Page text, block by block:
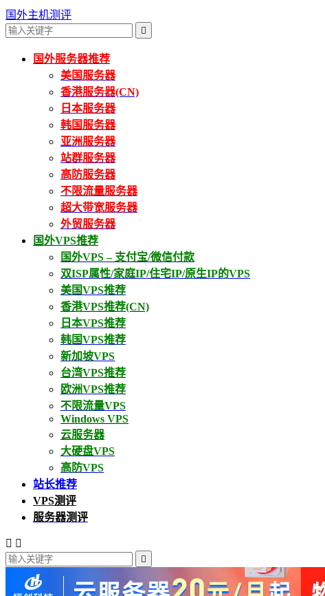
国外主机测评

国外服务器推荐
美国服务器
香港服务器(CN)
日本服务器
韩国服务器
亚洲服务器
站群服务器
高防服务器
不限流量服务器
超大带宽服务器
外贸服务器
国外VPS推荐
国外VPS – 支付宝/微信付款
双ISP属性/家庭IP/住宅IP/原生IP的VPS
美国VPS推荐
香港VPS推荐(CN)
日本VPS推荐
韩国VPS推荐
新加坡VPS
台湾VPS推荐
欧洲VPS推荐
不限流量VPS
Windows VPS
云服务器
大硬盘VPS
高防VPS
站长推荐
VPS测评
服务器测评
 
